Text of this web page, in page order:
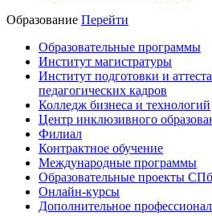
Образование Перейти
Образовательные программы
Институт магистратуры
Институт подготовки и
педагогических кадров
Колледж бизнеса и технологий
Центр инклюзивного
Филиал
Контрактное обучение
Международные программы
Образовательные проекты
Онлайн-курсы
Дополнительное